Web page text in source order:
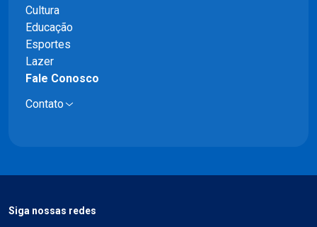
Cultura
Educação
Esportes
Lazer
Fale Conosco
Contato
Siga nossas redes